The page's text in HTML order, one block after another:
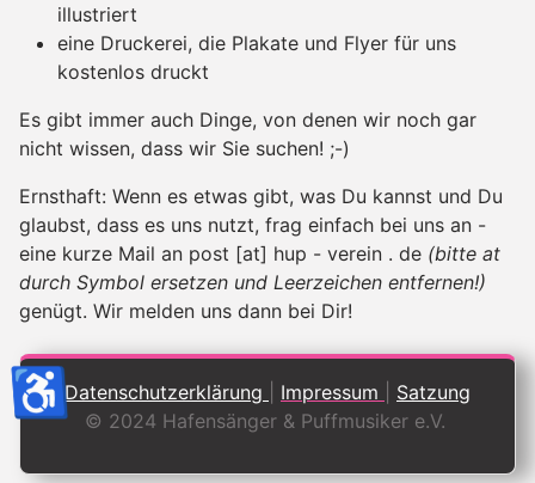
illustriert
eine Druckerei, die Plakate und Flyer für uns
kostenlos druckt
Es gibt immer auch Dinge, von denen wir noch gar
nicht wissen, dass wir Sie suchen! ;-)
Ernsthaft: Wenn es etwas gibt, was Du kannst und Du
glaubst, dass es uns nutzt, frag einfach bei uns an -
eine kurze Mail an post [at] hup - verein . de (bitte at
durch Symbol ersetzen und Leerzeichen entfernen!)
genügt. Wir melden uns dann bei Dir!
Datenschutzerklärung Impressum
Satzung
© 2024 Hafensänger & Puffmusiker e.V.